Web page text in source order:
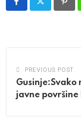
PREVIOUS POST
Gusinje:Svako
javne površine